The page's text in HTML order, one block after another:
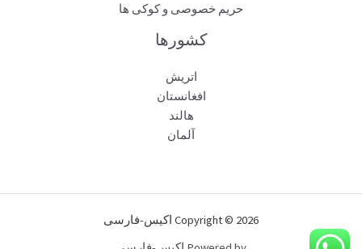
حریم خصوصی و کوکی ها
کشورها
اتریش
افغانستان
هالند
آلمان
Copyright © 2026 اکیس-فارسی